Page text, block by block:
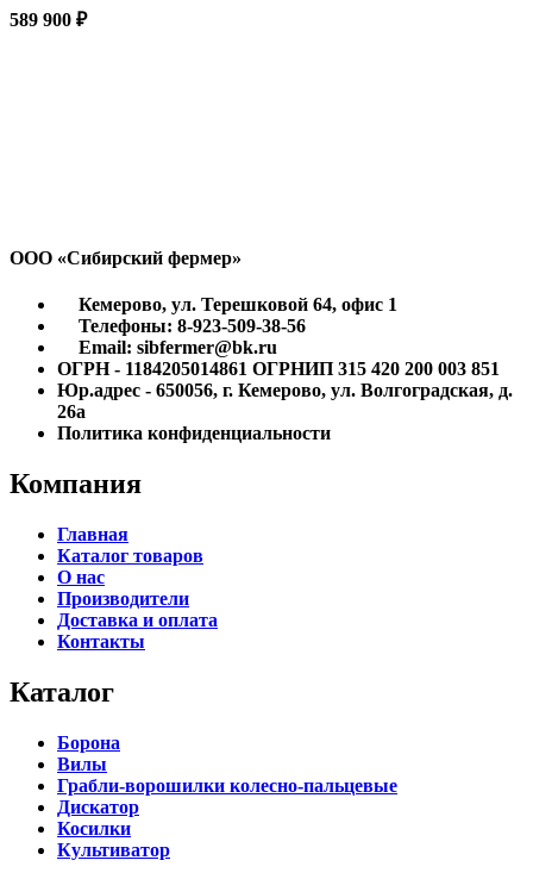
589 900 ₽
ООО «Сибирский фермер»
Кемерово, ул. Терешковой 64, офис 1
Телефоны: 8-923-509-38-56
Email: sibfermer@bk.ru
ОГРН - 1184205014861 ОГРНИП 315 420 200 003 851
Юр.адрес - 650056, г. Кемерово, ул. Волгоградская, д.
26а
Политика конфиденциальности
Компания
Главная
Каталог товаров
О нас
Производители
Доставка и оплата
Контакты
Каталог
Борона
Вилы
Грабли-ворошилки колесно-пальцевые
Дискатор
Косилки
Культиватор